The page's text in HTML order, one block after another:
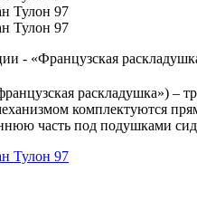
- «Французская
раскладушка») –
комплектуются
часть под подушками